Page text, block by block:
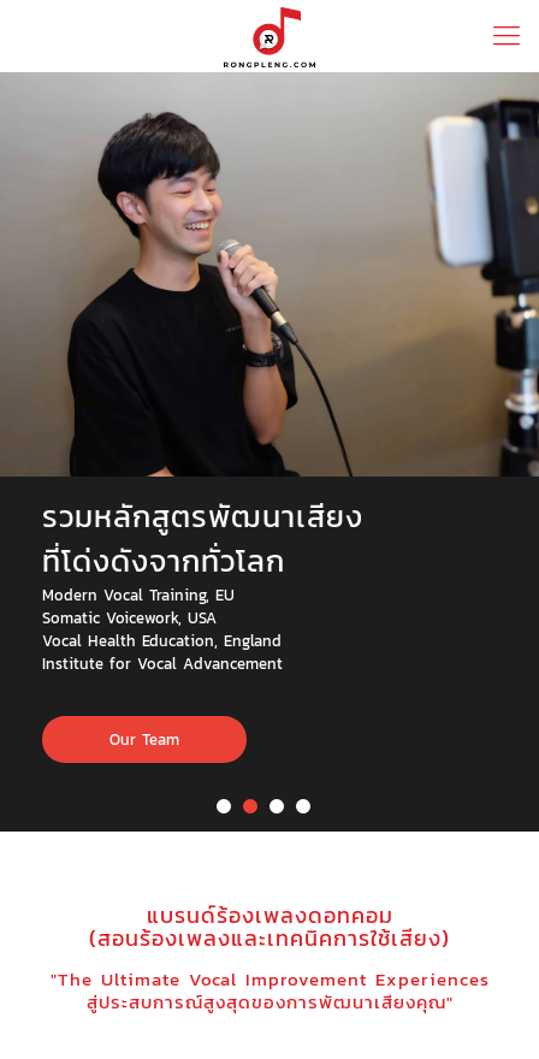
รวมหลักสูตรพัฒนาเสียง
ที่โด่งดังจากทั่วโลก
Modern Vocal Training, EU
Somatic Voicework, USA
Vocal Health Education, England
Institute for Vocal Advancement
Our Team
แบรนด์ร้องเพลงดอทคอม
(สอนร้องเพลงและเทคนิคการใช้เสียง)
"The Ultimate Vocal Improvement Experiences
สู่ประสบการณ์สูงสุดของการพัฒนาเสียงคุณ"